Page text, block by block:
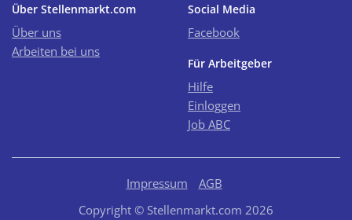
Über Stellenmarkt.com
Über uns
Arbeiten bei uns
Social Media
Facebook
Für Arbeitgeber
Hilfe
Einloggen
Job ABC
Impressum
AGB
Copyright © Stellenmarkt.com 2026